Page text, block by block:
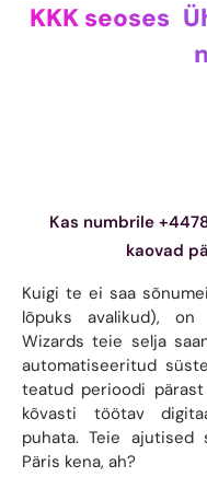
KKK seoses
Kas numbrile
kaovad
Kuigi te ei saa
lõpuks avalikud),
Wizards teie selja
automatiseeritud
teatud perioodi
kõvasti töötav
puhata. Teie
Päris kena, ah?